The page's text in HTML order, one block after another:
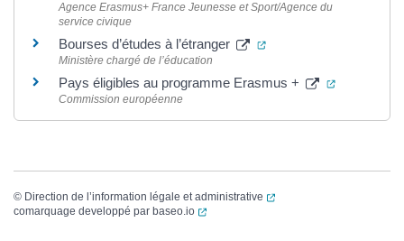
Agence Erasmus+ France Jeunesse et Sport/Agence du
service civique
Bourses d’études à l’étranger (ouverture dans un
Ministère chargé de l’éducation
Pays éligibles au programme Erasmus + (ouverture
Commission européenne
© Direction de l’information légale et administrative
(ouverture dans un
comarquage developpé par baseo.io (ouverture dans un nouvel onglet)